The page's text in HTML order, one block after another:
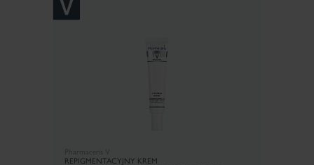
REPIGMENTACYJNY KREM